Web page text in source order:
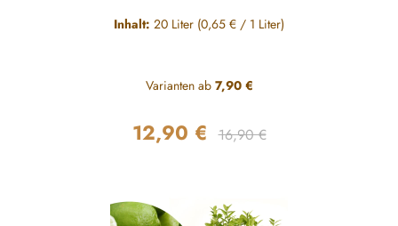
Inhalt: 20 Liter (0,65 € / 1 Liter)
Varianten ab7,90 €
Verkaufspreis:
12,90 € Regulärer Preis:
16,90 €